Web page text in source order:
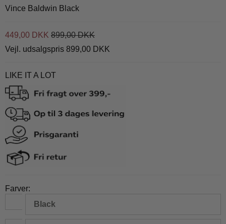
Vince Baldwin Black
449,00 DKK 899,00 DKK
Vejl. udsalgspris 899,00 DKK
LIKE IT A LOT
Farver:
Black